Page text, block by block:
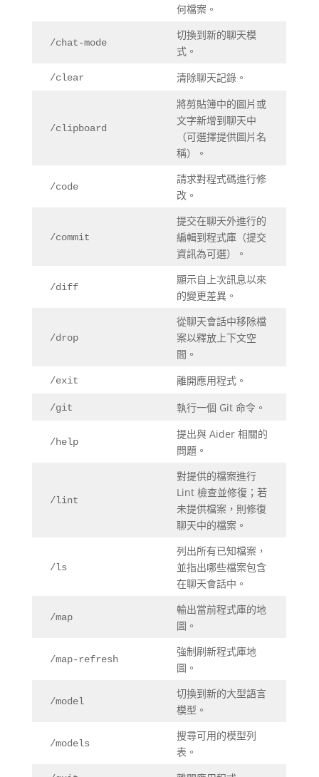
何檔案。
/chat-mode
切換到新的聊天模
式。
/clear 清除聊天記錄。
/clipboard
將剪貼簿中的圖片或
文字新增到聊天中
（可選擇提供圖片名
稱）。
/code
請求對程式碼進行修
改。
/commit
提交在聊天外進行的
編輯到程式庫（提交
資訊為可選）。
/diff
顯示自上次訊息以來
的變更差異。
/drop
從聊天會話中移除檔
案以釋放上下文空
間。
/exit 離開應用程式。
/git 執行一個 Git 命令。
/help
提出與 Aider 相關的
問題。
/lint
對提供的檔案進行
Lint 檢查並修復；若
未提供檔案，則修復
聊天中的檔案。
/ls
列出所有已知檔案，
並指出哪些檔案包含
在聊天會話中。
/map
輸出當前程式庫的地
圖。
/map-refresh
強制刷新程式庫地
圖。
/model
切換到新的大型語言
模型。
/models
搜尋可用的模型列
表。